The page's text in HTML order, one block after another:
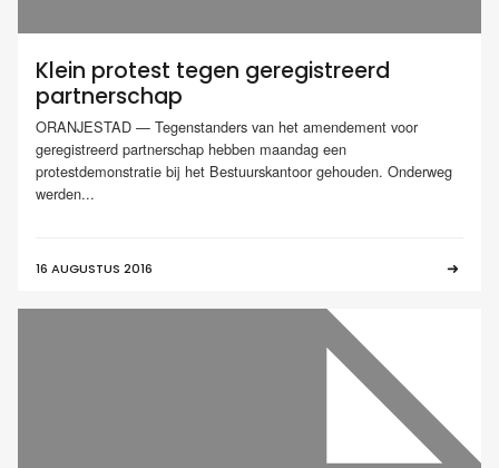
Klein protest tegen geregistreerd
partnerschap
ORANJESTAD — Tegenstanders van het amendement voor
geregistreerd partnerschap hebben maandag een
protestdemonstratie bij het Bestuurskantoor gehouden. Onderweg
werden...
16 AUGUSTUS 2016